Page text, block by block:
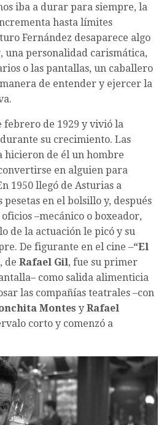
iba a durar para siempre, la
hasta límites
Fernández desaparece algo
una personalidad carismática,
o las pantallas, un caballero
de entender y ejercer la
febrero de 1929 y vivió la
su crecimiento. Las
hicieron de él un hombre
en alguien para
1950 llegó de Asturias a
en el bolsillo y, después
–mecánico o boxeador,
de la actuación le picó y su
De figurante en el cine –“El
de Rafael Gil, fue su primer
como salida alimenticia
las compañías teatrales –con
Montes y Rafael
corto y comenzó a